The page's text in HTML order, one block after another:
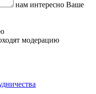
нам интересно Ваше
модерацию